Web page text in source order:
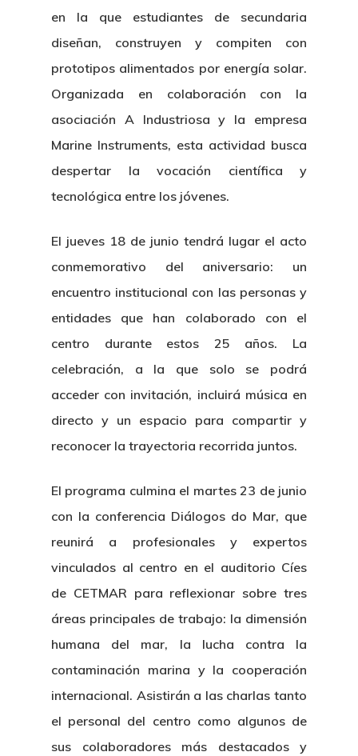
en la que estudiantes de secundaria
diseñan, construyen y compiten con
prototipos alimentados por energía solar.
Organizada en colaboración con la
asociación A Industriosa y la empresa
Marine Instruments, esta actividad busca
despertar la vocación científica y
tecnológica entre los jóvenes.
El jueves 18 de junio tendrá lugar el acto
conmemorativo del aniversario: un
encuentro institucional con las personas y
entidades que han colaborado con el
centro durante estos 25 años. La
celebración, a la que solo se podrá
acceder con invitación, incluirá música en
directo y un espacio para compartir y
reconocer la trayectoria recorrida juntos.
El programa culmina el martes 23 de junio
con la conferencia Diálogos do Mar, que
reunirá a profesionales y expertos
vinculados al centro en el auditorio Cíes
de CETMAR para reflexionar sobre tres
áreas principales de trabajo: la dimensión
humana del mar, la lucha contra la
contaminación marina y la cooperación
internacional. Asistirán a las charlas tanto
el personal del centro como algunos de
sus colaboradores más destacados y
Nosotros
Organización
Directorio De Personal
Patronato
Identidad Corporativa
Manual De Identidad
Corporativa
Logo CETMAR
Novedades
Actualidad
Proyectos
Centro De
Contratación
Empleo
Gobierno
Plan De Igualdad